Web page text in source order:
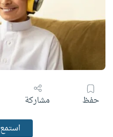
حفظ مشاركة
استمع